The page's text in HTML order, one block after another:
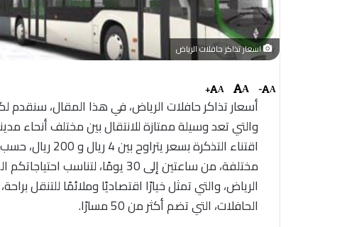
اسعار تذاكر حافلات الرياض
A
-
A
A
+
والتي تعد وسيلة ممتازة للانتقال بين مختلف أنحاء
اقتناء التذكرة
مختلفة، من ساعتين إلى 30 يومًا،
الرياض، والتي تمثل خيارًا اقتصاديًا وملائمًا للتنقل
الحافلات، التي تضم أكثر من 50 مسارًا.